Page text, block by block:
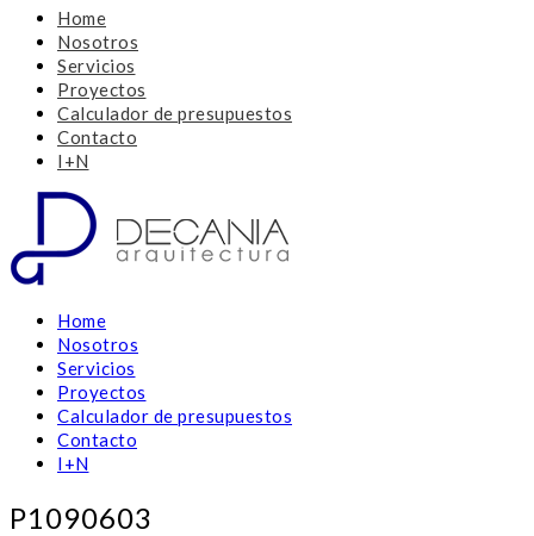
Home
Nosotros
Servicios
Proyectos
Calculador de presupuestos
Contacto
I+N
Home
Nosotros
Servicios
Proyectos
Calculador de presupuestos
Contacto
I+N
P1090603